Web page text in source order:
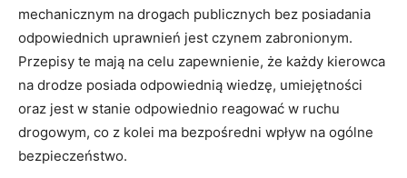
mechanicznym na drogach publicznych bez posiadania
odpowiednich uprawnień jest czynem zabronionym.
Przepisy te mają na celu zapewnienie, że każdy kierowca
na drodze posiada odpowiednią wiedzę, umiejętności
oraz jest w stanie odpowiednio reagować w ruchu
drogowym, co z kolei ma bezpośredni wpływ na ogólne
bezpieczeństwo.